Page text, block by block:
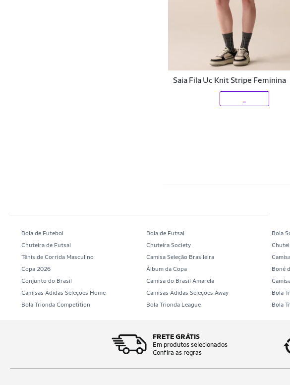
Saia Fila Uc Knit Stripe Feminina
Bola de Futebol Bola de Futsal Bola
Chuteira de Futsal
Chuteira Society
Tênis de Corrida Masculino
Camisa Seleção Brasileira
Copa 2026
Álbum da Copa Boné
Conjunto do Brasil
Camisa do Brasil Amarela
Camisas Adidas Seleções Home
Camisas Adidas Seleções Away Bola
Bola Trionda Competition
Bola Trionda League Bola
FRETE GRÁTIS
Em produtos selecionados
Confira as regras